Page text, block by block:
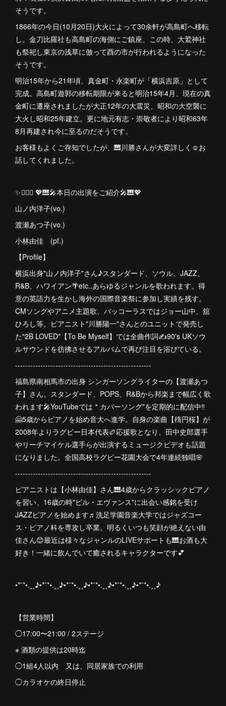
そうです。
1866年の今日(10月20日)大火によって30余軒が高島町へ移転
し。金刀比羅社も高島町の海側にご鎮座、この時、大鷲神社
も祭祀し東京の浅草に倣って酉の市が行われるようになった
そうです。
明治15年から21年頃、真金町・永楽町が「横浜吉原」として
完成。高島町遊郭の移転期限が来ると明治15年4月、現在の真
金町に遷座されましたが大正12年の大震災、昭和の大空襲に
大火し昭和25年建立。更に地元有志・崇敬者により昭和63年
8月再建され今に至るのだそうです。
お客様もよくご存知でしたが、🎹川勝さんが大変詳しく☺️お
話してくれました。
✨💁🏻‍♀️ 💖🎹🎤本日の出演をご紹介🎤🎹💖
山ノ内洋子(vo.)
渡瀬あつ子(vo.)
小林由佳 (pf.)
【Profile】
横浜出身"山ノ内洋子"さん♪スタンダード、ソウル、JAZZ、
R&B、ハワイアン🌴etc..あらゆるジャンルを歌われます。得
意の英語力を生かし海外の国際音楽祭に参加し実績を残す。
CMソングやアニメ主題歌、バッコーラスではジョー山中、舘
ひろし等。ピアニスト"川勝陽一"さんとのユニットで発売し
た"2B LOVED"【To Be Myself】では全曲作詞✍️90's UKソウ
ルサウンドを彷彿させるアルバムで再び注目を浴びている。
------------------------------------------------------
福島県南相馬市の出身 シンガーソングライターの【渡瀬あつ
子】さん。スタンダード、POPS、R&Bから邦楽まで幅広く歌
われます🎤YouTubeでは＂カバーソング"を定期的に配信中‼︎
🤗5歳からピアノを始め音大へ進学。自身の楽曲【楕円桜】が
2008年よりラグビー日本代表🏉応援歌となり、田中史郎選手
やリーチマイケル選手らが出演するミュージクビデオも話題
になりました。全国高校ラグビー花園大会で4年連続独唱🌸
------------------------------------------------------
ピアニストは【小林由佳】さん🎹4歳からクラッシックピアノ
を習い、16歳の時"ビル・エヴァンス"に出会い感銘を受け
JAZZピアノを始めます♬洗足学園音楽大学ではジャズコー
ス・ピアノ科を専攻し卒業。明るくいつも笑顔が絶えない由
佳さん😊最近は様々なジャンルのLIVEサポートも🎹お酒も大
好き！一緒に飲んでいて癒されるキャラクターです💕
•*¨*•.¸¸♪•*¨*•.¸¸♪•*¨*•.¸¸♪•*¨*•.¸¸♪•*¨*•.¸¸♪•*¨*•.¸¸♪
【営業時間】
◯17:00〜21:00 / 2ステージ
※ 酒類の提供は20時迄
◯1組4人以内 又は、同居家族での利用
◯カラオケの終日停止